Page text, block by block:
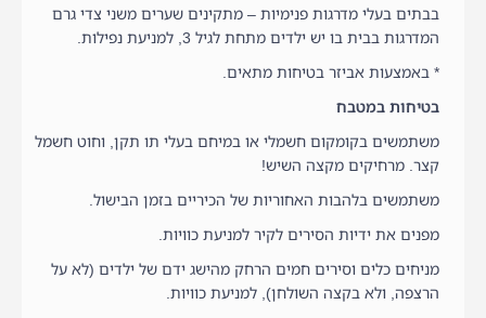
בבתים בעלי מדרגות פנימיות – מתקינים שערים משני צדי גרם
המדרגות בבית בו יש ילדים מתחת לגיל 3, למניעת נפילות.
* באמצעות אביזר בטיחות מתאים.
בטיחות במטבח
משתמשים בקומקום חשמלי או במיחם בעלי תו תקן, וחוט חשמל
קצר. מרחיקים מקצה השיש!
משתמשים בלהבות האחוריות של הכיריים בזמן הבישול.
מפנים את ידיות הסירים לקיר למניעת כוויות.
מניחים כלים וסירים חמים הרחק מהישג ידם של ילדים (לא על
הרצפה, ולא בקצה השולחן), למניעת כוויות.